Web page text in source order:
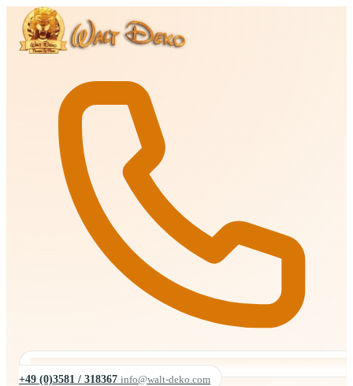
+49 (0)3581 / 318367 info@walt-deko.com